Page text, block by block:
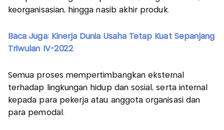
keorganisasian, hingga nasib akhir produk.
Baca Juga: Kinerja Dunia Usaha Tetap Kuat Sepanjang
Triwulan IV-2022
Semua proses mempertimbangkan eksternal
terhadap lingkungan hidup dan sosial, serta internal
kepada para pekerja atau anggota organisasi dan
para pemodal.